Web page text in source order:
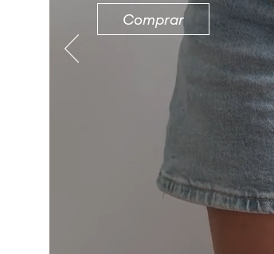
Comprar